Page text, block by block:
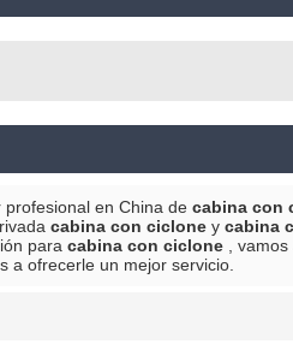
en China de cabina con
cabina con ciclone y cabina
para cabina con ciclone ,
a ofrecerle un mejor servicio.